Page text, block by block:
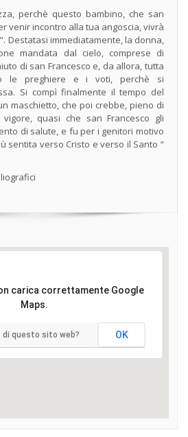
perchè questo bambino, che san
venir incontro alla tua angoscia, vivrà
Destatasi immediatamente, la donna,
mandata dal cielo, comprese di
di san Francesco e, da allora, tutta
le preghiere e i voti, perchè si
Si compì finalmente il tempo del
maschietto, che poi crebbe, pieno di
quasi che san Francesco gli
di salute, e fu per i genitori motivo
sentita verso Cristo e verso il Santo “
carica correttamente Google
Maps.
di questo sito web? OK